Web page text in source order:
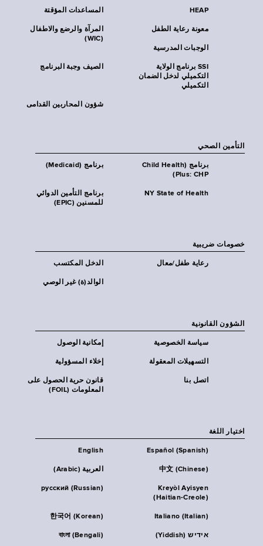
المساعدات المؤقتة HEAP
المرآة والرضع والاطفال
(WIC)
معونة رعاية الطفل
الوجبات المدرسية
الصيف وجبة البرنامج
SSI برنامج الولاية
التكميلي لدخل الضمان
التكميلي
شؤون المحاربين القدامى
التأمين الصحي
برنامج (Medicaid)
برنامج (Child Health
Plus: CHP)
برنامج التأمين الدوائي
للمسنين (EPIC)
NY State of Health
خصومات ضريبية
الدخل المكتسب رعاية طفل/معال
الوالد(ة) غير الوصي
الشؤون القانونية
إمكانية الوصول سياسة الخصوصية
إخلاء المسؤولية التسهيلات المعقولة
قانون حرية الحصول على
المعلومات (FOIL)
اتصل بنا
اختيار اللغة
English Español (Spanish)
العربية (Arabic) 中文 (Chinese)
русский (Russian)
Kreyòl Ayisyen
(Haitian-Creole)
한국어 (Korean) Italiano (Italian)
বাংলা (Bengali) אידיש (Yiddish)